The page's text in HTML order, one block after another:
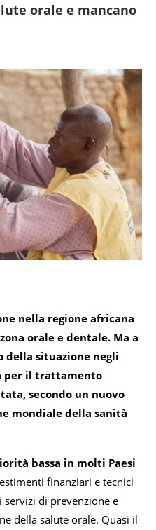
orale e mancano
nella regione africana
orale e dentale. Ma a
della situazione negli
per il trattamento
secondo un nuovo
mondiale della sanità
bassa in molti Paesi
finanziari e tecnici
di prevenzione e
della salute orale. Quasi il